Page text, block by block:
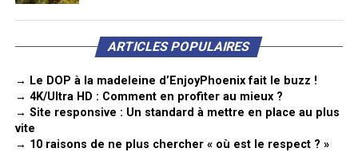
ARTICLES POPULAIRES
→ Le DOP à la madeleine d’EnjoyPhoenix fait le buzz !
→ 4K/Ultra HD : Comment en profiter au mieux ?
→ Site responsive : Un standard à mettre en place au plus
vite
→ 10 raisons de ne plus chercher « où est le respect ? »